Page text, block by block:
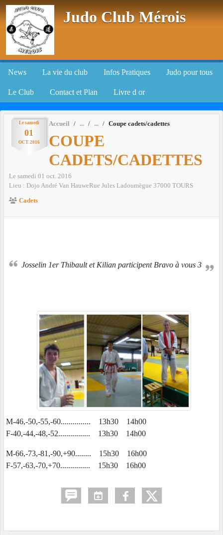
Judo Club Mérois
News La vie du club Infos Pratiques Judo pour tous
Le Club Contact et Plan Livre d or
Le samedi
01
OCT. 2016
Accueil Coupe cadets/cadettes
COUPE
CADETS/CADETTES
Le samedi 01 oct. 2016
Lieu : Dojo André Van HauweRue Jules Ladoumègue 37000 TOURS
Cadets
Josselin 1er Thibault et Kilian participent Bravo à vous 3
M-46,-50,-55,-60............... 13h30 14h00
F-40,-44,-48,-52................ 13h30 14h00
M-66,-73,-81,-90,+90........ 15h30 16h00
F-57,-63,-70,+70............... 15h30 16h00
Panneau de gestion des cookies